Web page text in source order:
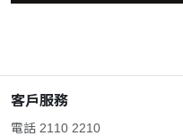
客戶服務
電話 2110 2210